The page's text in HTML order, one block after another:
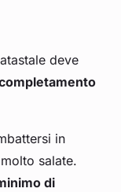
deve
in
salate.
di